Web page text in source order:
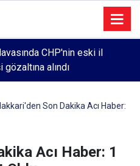
CHP'nin eski il
alındı
Son Dakika Acı Haber:
Acı Haber: 1